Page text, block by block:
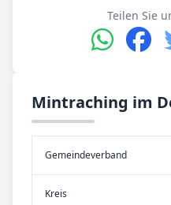
Teilen Sie
Mintraching im
Gemeinde­verband
Kreis